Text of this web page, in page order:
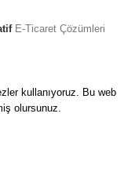
E-Ticaret Çözümleri
kullanıyoruz. Bu web
olursunuz.